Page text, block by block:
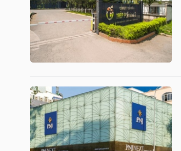
CÔNG
NGHIỆP
TIÊU
DÙNG
KHÔNG
THIẾT